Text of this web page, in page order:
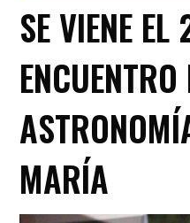
SE VIENE EL
ENCUENTRO
MARÍA